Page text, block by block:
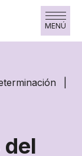
MENÚ
del